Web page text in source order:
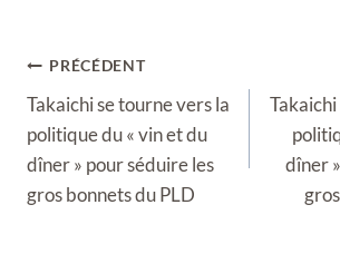
Navigation
de
l’article
PRÉCÉDENT
Takaichi se tourne vers la
politique du « vin et du
dîner » pour séduire les
gros bonnets du PLD
dîner